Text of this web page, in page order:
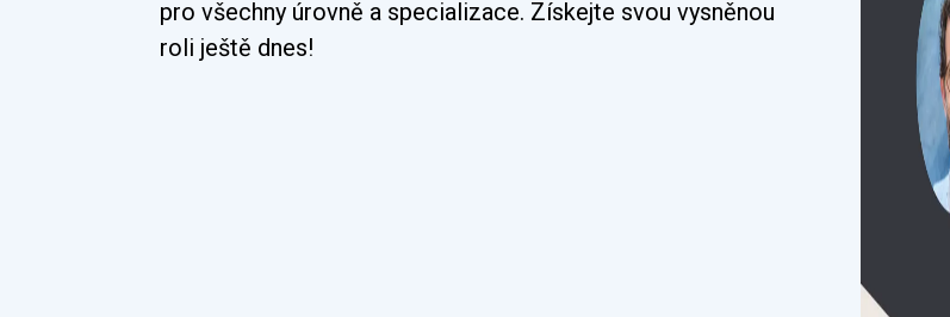
pro všechny úrovně a specializace. Získejte svou vysněnou
roli ještě dnes!